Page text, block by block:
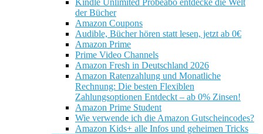
Kindle Unlimited Probeabo entdecke die Welt
der Bücher
Amazon Coupons
Audible, Bücher hören statt lesen, jetzt ab 0€
Amazon Prime
Prime Video Channels
Amazon Fresh in Deutschland 2026
Amazon Ratenzahlung und Monatliche
Rechnung: Die besten Flexiblen
Zahlungsoptionen Entdeckt – ab 0% Zinsen!
Amazon Prime Student
Wie verwende ich die Amazon Gutscheincodes?
Amazon Kids+ alle Infos und geheimen Tricks